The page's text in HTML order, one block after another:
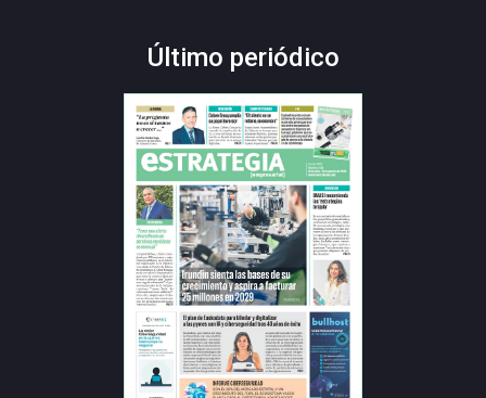
Último periódico